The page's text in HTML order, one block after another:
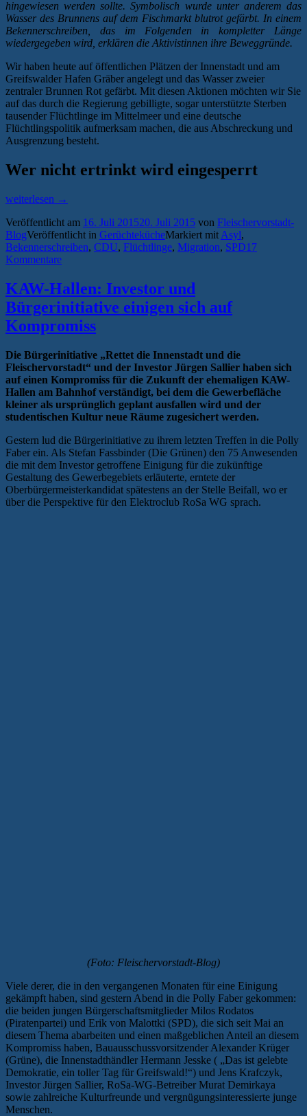
hingewiesen werden sollte. Symbolisch wurde unter anderem das
Wasser des Brunnens auf dem Fischmarkt blutrot gefärbt. In einem
Bekennerschreiben, das im Folgenden in kompletter Länge
wiedergegeben wird, erklären die Aktivistinnen ihre Beweggründe.
Wir haben heute auf öffentlichen Plätzen der Innenstadt und am
Greifswalder Hafen Gräber angelegt und das Wasser zweier
zentraler Brunnen Rot gefärbt. Mit diesen Aktionen möchten wir Sie
auf das durch die Regierung gebilligte, sogar unterstützte Sterben
tausender Flüchtlinge im Mittelmeer und eine deutsche
Flüchtlingspolitik aufmerksam machen, die aus Abschreckung und
Ausgrenzung besteht.
Wer nicht ertrinkt wird eingesperrt
„Protest
deutsche
Flüchtlingspolitik
lässt
Greifswalder
bluten“
weiterlesen →
Veröffentlicht am 16. Juli 201520. Juli 2015 von Fleischervorstadt-
BlogVeröffentlicht in GerüchtekücheMarkiert mit Asyl,
Bekennerschreiben, CDU, Flüchtlinge, Migration, SPD17
Kommentare
KAW-Hallen: Investor und
Bürgerinitiative einigen sich auf
Kompromiss
Die Bürgerinitiative „Rettet die Innenstadt und die
Fleischervorstadt“ und der Investor Jürgen Sallier haben sich
auf einen Kompromiss für die Zukunft der ehemaligen KAW-
Hallen am Bahnhof verständigt, bei dem die Gewerbefläche
kleiner als ursprünglich geplant ausfallen wird und der
studentischen Kultur neue Räume zugesichert werden.
Gestern lud die Bürgerinitiative zu ihrem letzten Treffen in die Polly
Faber ein. Als Stefan Fassbinder (Die Grünen) den 75 Anwesenden
die mit dem Investor getroffene Einigung für die zukünftige
Gestaltung des Gewerbegebiets erläuterte, erntete der
Oberbürgermeisterkandidat spätestens an der Stelle Beifall, wo er
über die Perspektive für den Elektroclub RoSa WG sprach.
(Foto: Fleischervorstadt-Blog)
Viele derer, die in den vergangenen Monaten für eine Einigung
gekämpft haben, sind gestern Abend in die Polly Faber gekommen:
die beiden jungen Bürgerschaftsmitglieder Milos Rodatos
(Piratenpartei) und Erik von Malottki (SPD), die sich seit Mai an
diesem Thema abarbeiten und einen maßgeblichen Anteil an diesem
Kompromiss haben, Bauausschussvorsitzender Alexander Krüger
(Grüne), die Innenstadthändler Hermann Jesske ( „Das ist gelebte
Demokratie, ein toller Tag für Greifswald!“) und Jens Krafczyk,
Investor Jürgen Sallier, RoSa-WG-Betreiber Murat Demirkaya
sowie zahlreiche Kulturfreunde und vergnügungsinteressierte junge
Menschen.